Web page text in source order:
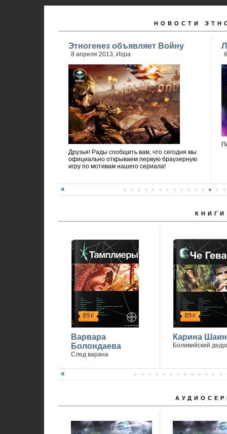
НОВОСТИ
Этногенез объявляет Войну
8 апреля 2013, Игра
Друзья! Рады сообщить вам, что сегодня мы
официально открываем первую браузерную
игру по мотивам нашего сериала!
КНИГИ
89р
Варвара
Болондаева
След варана
89р
Карина
Боливийский